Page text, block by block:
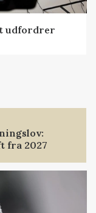
udfordrer
fra 2027